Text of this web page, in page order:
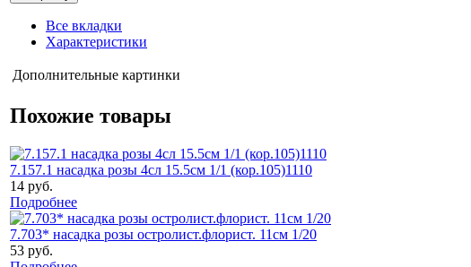
Все вкладки
Характеристики
Дополнительные картинки
Похожие товары
7.157.1 насадка розы 4сл 15.5см 1/1 (кор.105)1110
14 руб.
Подробнее
7.703* насадка розы остролист.флорист. 11см 1/20
53 руб.